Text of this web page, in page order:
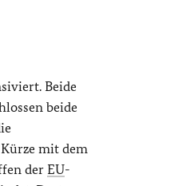
Beide
beide
mit dem
der EU-